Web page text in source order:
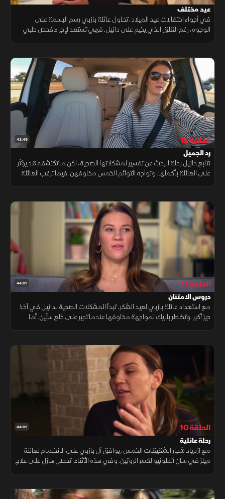
عيد مختلف
في أجواء احتفالات عيد الميلاد، تحاول عائلة بازبي رسم البسمة على
الوجوه، رغم القلق الذي يخيم على دانيل. فهي تستعد لإجراء فحص طبي
43:49 الحلقة 12
رد الجميل
تتابع دانيل رحلة البحث عن تفسير لمشكلاتها الصحية، لكن ما تكتشفه قد يؤثر
على العائلة بأكملها. وتواجه التوائم الخمس مخاوفهن. فيما ترغب العائلة
44:01 الحلقة 11
دروس الامتنان
مع استعداد عائلة بازبي لعيد الشكر، تبدأ المشكلات الصحية لدانيل في أخذ
حيز أكبر. وتضطر بلايك لمواجهة مخاوفها عندما تجبر على خلع سنّين. أما
44:01 الحلقة 10
رحلة عائلية
مع ازدياد شجار الشقيقات الخمس، يوافق آل بازبي على الانضمام لعائلة
ميلز في سان أنطونيو لكسر الروتين. وفي هذه الأثناء، تحصل هازل على علاج